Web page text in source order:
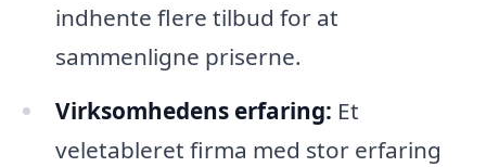
indhente flere tilbud for at
sammenligne priserne.
Virksomhedens erfaring: Et
veletableret firma med stor erfaring